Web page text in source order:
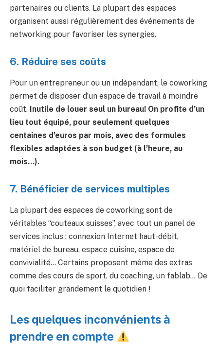
partenaires ou clients. La plupart des espaces
organisent aussi régulièrement des événements de
networking pour favoriser les synergies.
6. Réduire ses coûts
Pour un entrepreneur ou un indépendant, le coworking
permet de disposer d’un espace de travail à moindre
coût. Inutile de louer seul un bureau! On profite d’un
lieu tout équipé, pour seulement quelques
centaines d’euros par mois, avec des formules
flexibles adaptées à son budget (à l’heure, au
mois…).
7. Bénéficier de services multiples
La plupart des espaces de coworking sont de
véritables “couteaux suisses”, avec tout un panel de
services inclus : connexion Internet haut-débit,
matériel de bureau, espace cuisine, espace de
convivialité… Certains proposent même des extras
comme des cours de sport, du coaching, un fablab… De
quoi faciliter grandement le quotidien !
Les quelques inconvénients à
prendre en compte